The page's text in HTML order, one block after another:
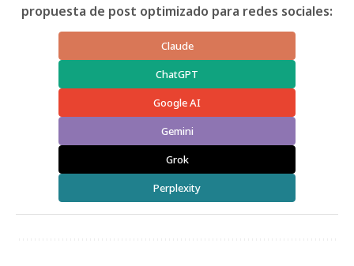
propuesta de post optimizado para redes sociales:
Claude
ChatGPT
Google AI
Gemini
Grok
Perplexity